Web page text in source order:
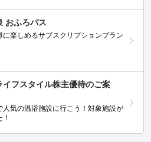
おふろパス
に楽しめるサブスクリプションプラン
イフスタイル株主優待のご案
人気の温浴施設に行こう！対象施設が